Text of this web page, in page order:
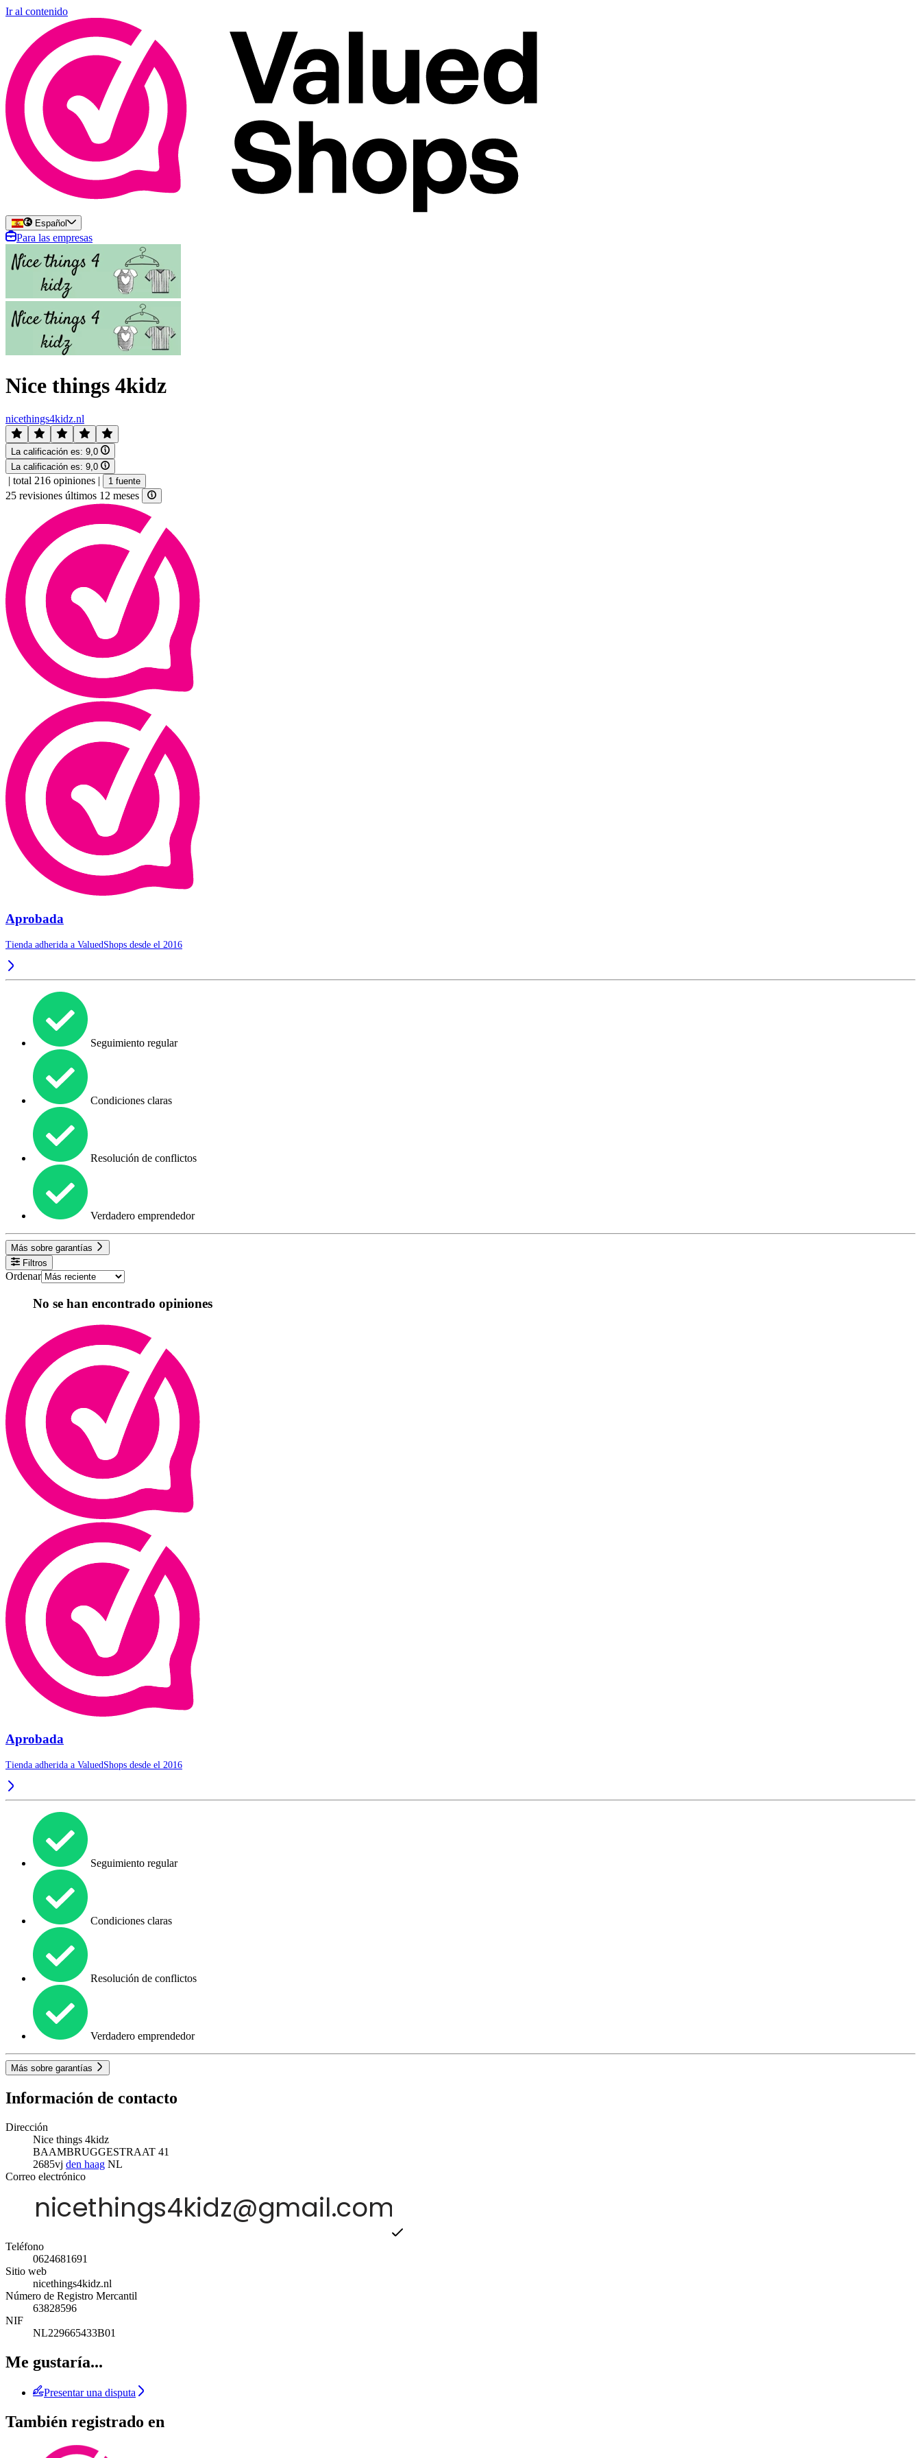
Ir al contenido
Español
Para las empresas
Nice things 4kidz
nicethings4kidz.nl
La calificación es: 9,0
La calificación es: 9,0
| total 216 opiniones | 1 fuente
25 revisiones últimos 12 meses
Aprobada
Tienda adherida a ValuedShops desde el 2016
Seguimiento regular
Condiciones claras
Resolución de conflictos
Verdadero emprendedor
Más sobre garantías
Filtros
Ordenar
No se han encontrado opiniones
Aprobada
Tienda adherida a ValuedShops desde el 2016
Seguimiento regular
Condiciones claras
Resolución de conflictos
Verdadero emprendedor
Más sobre garantías
Información de contacto
Dirección
Nice things 4kidz
BAAMBRUGGESTRAAT 41
2685vj den haag NL
Correo electrónico
Teléfono
0624681691
Sitio web
nicethings4kidz.nl
Número de Registro Mercantil
63828596
NIF
NL229665433B01
Me gustaría...
Presentar una disputa
También registrado en